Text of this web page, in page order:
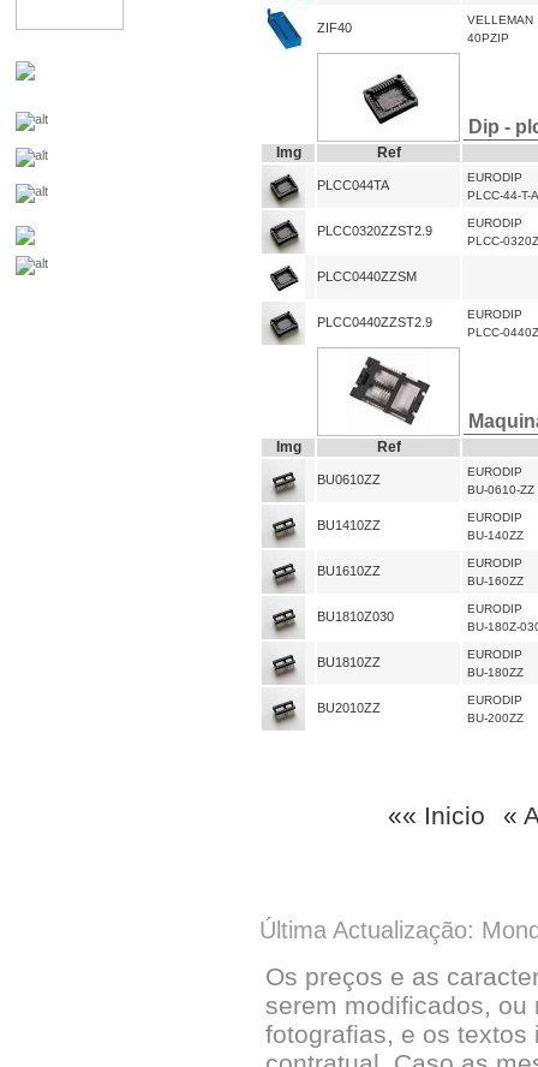
ZIF40
VELLEMAN
40PZIP
Dip -
Img Ref
PLCC044TA
EURODIP
PLCC-44-T-A
PLCC0320ZZST2.9
EURODIP
PLCC-
PLCC0440ZZSM
PLCC0440ZZST2.9
EURODIP
PLCC-
Img Ref
BU0610ZZ
EURODIP
BU-0610-ZZ
BU1410ZZ
EURODIP
BU-140ZZ
BU1610ZZ
EURODIP
BU-160ZZ
BU1810Z030
EURODIP
BU-180Z-
BU1810ZZ
EURODIP
BU-180ZZ
BU2010ZZ
EURODIP
BU-200ZZ
«« Inicio «
Última Actualização:
Os preços e as
serem modificados, ou
fotografias, e os